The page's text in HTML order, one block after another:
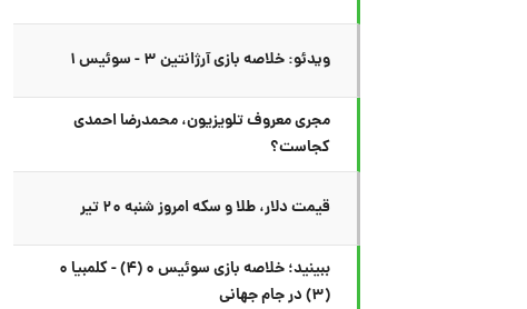
ویدئو: خلاصه بازی آرژانتین ۳ - سوئیس ۱
مجری معروف تلویزیون، محمدرضا احمدی
کجاست؟
قیمت دلار، طلا و سکه امروز شنبه ۲۰ تیر
ببینید؛ خلاصه بازی سوئیس ۰ (۴) - کلمبیا ۰
(۳) در جام جهانی